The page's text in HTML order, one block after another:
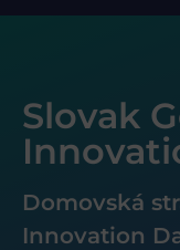
Slovak
Domovská
Innovation